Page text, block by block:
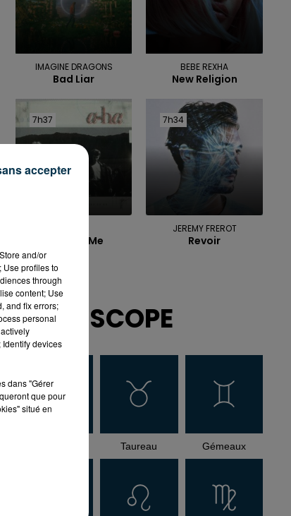
IMAGINE DRAGONS
Bad Liar
BEBE REXHA
New Religion
7h37
7h37
Take On Me
7h34
7h34
JEREMY FREROT
Revoir
HOROSCOPE
Taureau Gémeaux
and/or
profiles to
through
content; Use
and fix errors;
personal
devices
dans "Gérer
que pour
situé en
accepter